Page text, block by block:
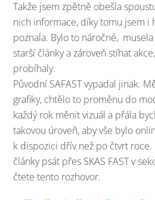
Takže jsem zpětně obešla
nich informace, díky tomu jsem i
poznala. Bylo to náročné,
starší články a zároveň stíhat
probíhaly.
Původní SAFAST vypadal jinak.
grafiky, chtělo to proměnu do
každý rok měnit vizuál a přála
takovou úroveň, aby vše bylo
k dispozici dřív než po čtvrt
články psát přes SKAS FAST v
čtete tento rozhovor.